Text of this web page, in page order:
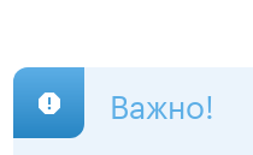
ВДНХ
Важно!